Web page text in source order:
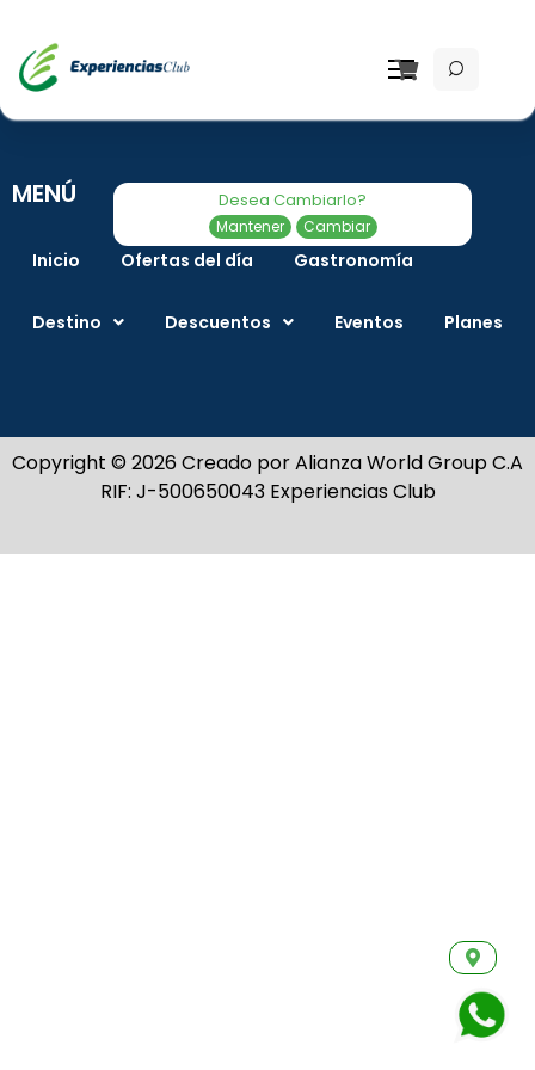
Desea Cambiarlo?
Mantener Cambiar
MENÚ
Inicio Ofertas del día Gastronomía
Destino Descuentos Eventos Planes
Copyright © 2026 Creado por Alianza World Group C.A
RIF: J-500650043 Experiencias Club